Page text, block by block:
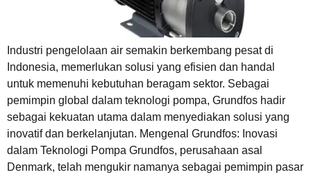
Industri pengelolaan air semakin berkembang pesat di
Indonesia, memerlukan solusi yang efisien dan handal
untuk memenuhi kebutuhan beragam sektor. Sebagai
pemimpin global dalam teknologi pompa, Grundfos hadir
sebagai kekuatan utama dalam menyediakan solusi yang
inovatif dan berkelanjutan. Mengenal Grundfos: Inovasi
dalam Teknologi Pompa Grundfos, perusahaan asal
Denmark, telah mengukir namanya sebagai pemimpin pasar